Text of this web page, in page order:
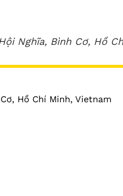
Nghĩa, Bình Cơ, Hồ
Hồ Chí Minh, Vietnam